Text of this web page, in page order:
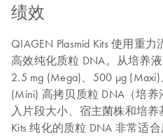
绩效
QIAGEN Plasmid Kits 使用重
高效纯化质粒 DNA。从培养液
2.5 mg (Mega)、500 µg
(Mini) 高拷贝质粒 DNA（培
入片段大小、宿主菌株和培养
Kits 纯化的质粒 DNA 非常适